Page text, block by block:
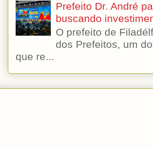
Prefeito Dr. André
buscando
O prefeito de
dos Prefeitos, um
que re...